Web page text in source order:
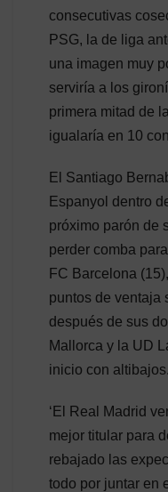
consecutivas
PSG, la de liga
una imagen muy
serviría a los
primera mitad de
igualaría en 10
El Santiago
Espanyol dentro
próximo parón de
perder comba
FC Barcelona
puntos de ventaja
después de sus
Mallorca y la UD
inicio con altibajos.
‘El Real Madrid
mejor titular para
rebajado las
todo por juntar en